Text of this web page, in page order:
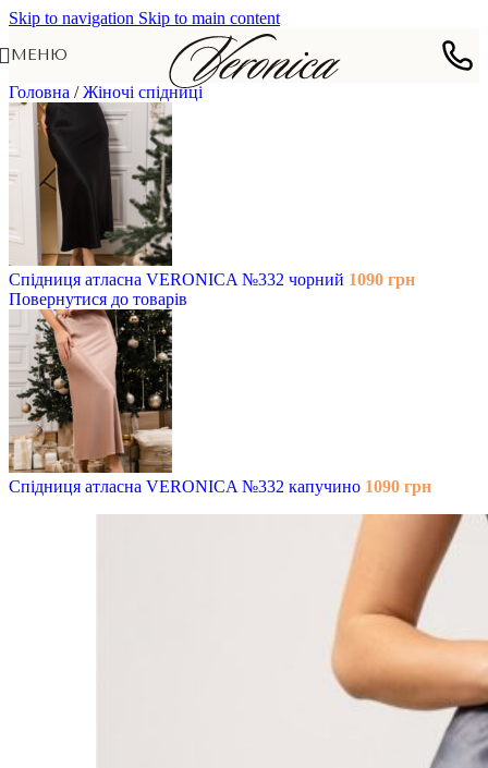
Skip to navigation Skip to main content
МЕНЮ
Головна / Жіночі спідниці
Спідниця атласна VERONICA №332 чорний 1090 грн
Повернутися до товарів
Спідниця атласна VERONICA №332 капучино 1090 грн